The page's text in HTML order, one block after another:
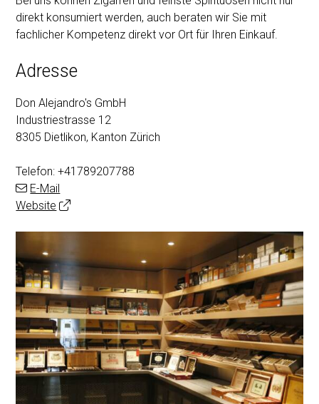
direkt konsumiert werden, auch beraten wir Sie mit
fachlicher Kompetenz direkt vor Ort für Ihren Einkauf.
Adresse
Don Alejandro's GmbH
Industriestrasse 12
8305 Dietlikon, Kanton Zürich
Telefon:+41789207788
E-Mail
Website